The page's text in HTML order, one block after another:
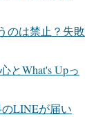
のは禁止？失敗
とWhat's Upっ
のLINEが届い